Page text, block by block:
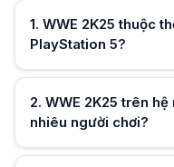
Tựa game cho phép tối đa 4
Tính năng Intergender
Tính năng này phá vỡ giới
Chế độ The Bloodline
Chế độ này tái hiện những
Người chơi trực tiếp điều
Làm thế nào để mua đĩa game
Khách hàng hãy truy cập
1. WWE 2K25 thuộc
PlayStation 5?
Hữu ích (0)
2. WWE 2K25 trên
nhiêu người chơi?